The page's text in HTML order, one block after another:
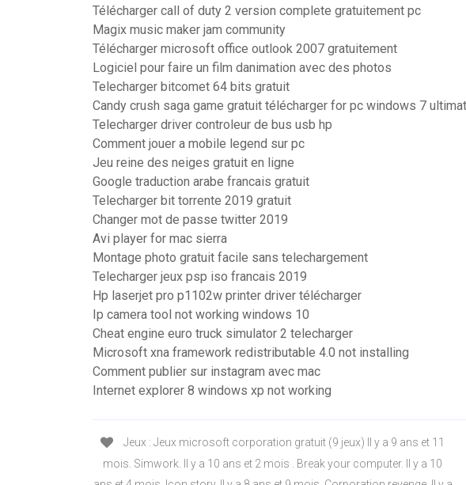
Télécharger call of duty 2 version complete gratuitement pc
Magix music maker jam community
Télécharger microsoft office outlook 2007 gratuitement
Logiciel pour faire un film danimation avec des photos
Telecharger bitcomet 64 bits gratuit
Candy crush saga game gratuit télécharger for pc windows 7
Telecharger driver controleur de bus usb hp
Comment jouer a mobile legend sur pc
Jeu reine des neiges gratuit en ligne
Google traduction arabe francais gratuit
Telecharger bit torrente 2019 gratuit
Changer mot de passe twitter 2019
Avi player for mac sierra
Montage photo gratuit facile sans telechargement
Telecharger jeux psp iso francais 2019
Hp laserjet pro p1102w printer driver télécharger
Ip camera tool not working windows 10
Cheat engine euro truck simulator 2 telecharger
Microsoft xna framework redistributable 4.0 not installing
Comment publier sur instagram avec mac
Internet explorer 8 windows xp not working
Jeux : Jeux microsoft corporation gratuit (9 jeux) Il y a 9 ans et 11
mois. Simwork. Il y a 10 ans et 2 mois . Break your computer. Il y a 10